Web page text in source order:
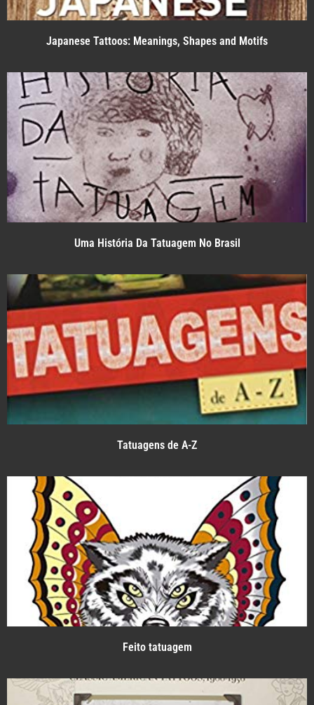
Japanese Tattoos: Meanings, Shapes and Motifs
Uma História Da Tatuagem No Brasil
Tatuagens de A-Z
Feito tatuagem